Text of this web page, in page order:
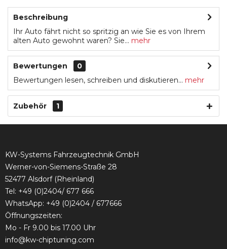
Beschreibung
Ihr Auto fährt nicht so spritzig an wie Sie es von Ihrem
alten Auto gewohnt waren? Sie... mehr
Bewertungen
0
Bewertungen lesen, schreiben und diskutieren... mehr
Zubehör 1
KW-Systems Fahrzeugtechnik GmbH
Werner-von-Siemens-Straße 28
52477 Alsdorf (Rheinland)
Tel: +49 (0)2404/ 677 666
WhatsApp: +49 (0)2404 / 677666
Öffnungszeiten:
Mo - Fr 9.00 bis 17.00 Uhr
info@kw-chiptuning.com